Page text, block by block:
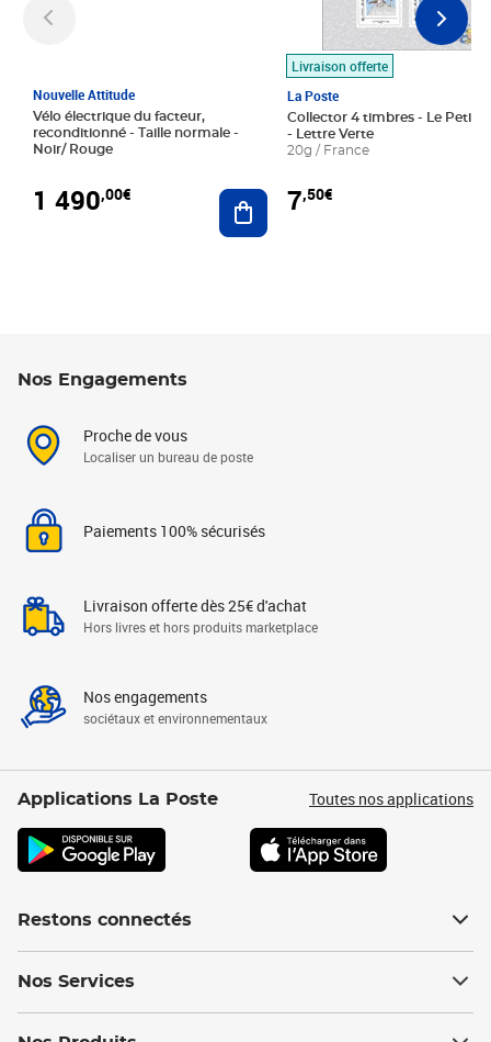
Nouvelle Attitude
Vélo électrique du facteur,
reconditionné - Taille normale -
Noir/ Rouge
1 490,00€ Ajouter au panier
Livraison offerte
La Poste
Collector 4 timbres - Le Petit
- Lettre Verte
20g / France
7,50€
Nos Engagements
Proche de vous
Localiser un bureau de poste
Paiements 100% sécurisés
Livraison offerte dès 25€ d'achat
Hors livres et hors produits marketplace
Nos engagements
sociétaux et environnementaux
Applications La Poste Toutes nos applications
Restons connectés
Nos Services